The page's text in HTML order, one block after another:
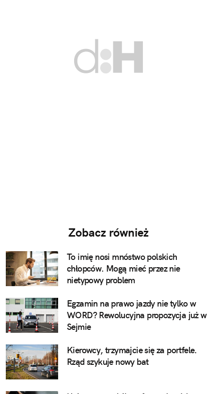
Zobacz również
To imię nosi mnóstwo polskich
chłopców. Mogą mieć przez nie
nietypowy problem
Egzamin na prawo jazdy nie tylko w
WORD? Rewolucyjna propozycja już w
Sejmie
Kierowcy, trzymajcie się za portfele.
Rząd szykuje nowy bat